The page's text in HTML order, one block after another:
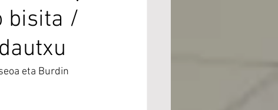
bisita /
eta Burdin